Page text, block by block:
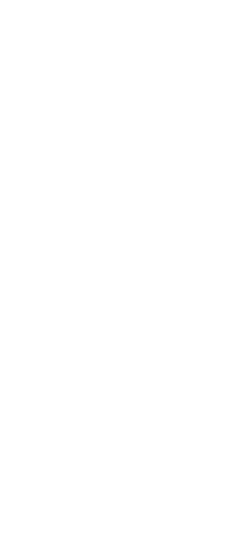
doentes com enfarte
de Lp(a), revela estudo
linha no cancro da
em doentes não
PD-(L)1
cheques psicólogo e
do ouvido com